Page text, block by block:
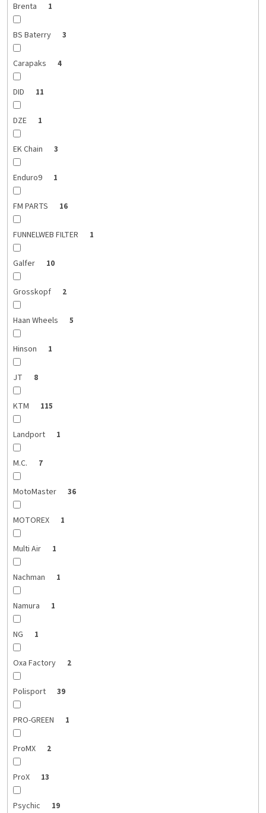
Brenta 1
BS Baterry 3
Carapaks 4
DID 11
DZE 1
EK Chain 3
Enduro9 1
FM PARTS 16
FUNNELWEB FILTER 1
Galfer 10
Grosskopf 2
Haan Wheels 5
Hinson 1
JT 8
KTM 115
Landport 1
M.C. 7
MotoMaster 36
MOTOREX 1
Multi Air 1
Nachman 1
Namura 1
NG 1
Oxa Factory 2
Polisport 39
PRO-GREEN 1
ProMX 2
ProX 13
Psychic 19